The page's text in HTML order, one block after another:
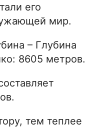
его
мир.
– Глубина
8605 метров.
тем теплее